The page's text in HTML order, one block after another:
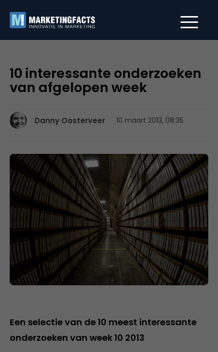
10 interessante onderzoeken
van afgelopen week
Danny Oosterveer 10 maart 2013, 08:35
Een selectie van de 10 meest interessante
onderzoeken van week 10 2013